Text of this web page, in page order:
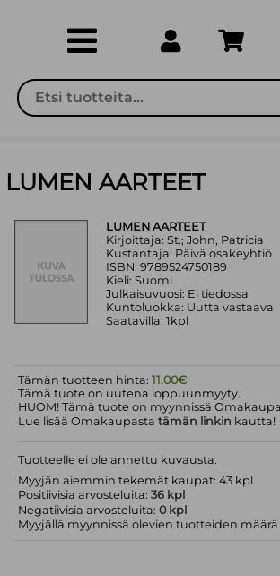
LUMEN AARTEET
LUMEN AARTEET
Kirjoittaja: St.; John, Patricia
Kustantaja: Päivä osakeyhtiö
ISBN: 9789524750189
Kieli: Suomi
Julkaisuvuosi: Ei tiedossa
Kuntoluokka: Uutta vastaava
Saatavilla: 1kpl
Tämän tuotteen hinta:11.00€
Tämä tuote on uutena loppuunmyyty.
HUOM! Tämä tuote on myynnissä
Lue lisää Omakaupastatämän linkin kautta!
Tuotteelle ei ole annettu kuvausta.
Myyjän aiemmin tekemät kaupat: 43 kpl
Positiivisia arvosteluita:36 kpl
Negatiivisia arvosteluita:0 kpl
Myyjällä myynnissä olevien tuotteiden määrä